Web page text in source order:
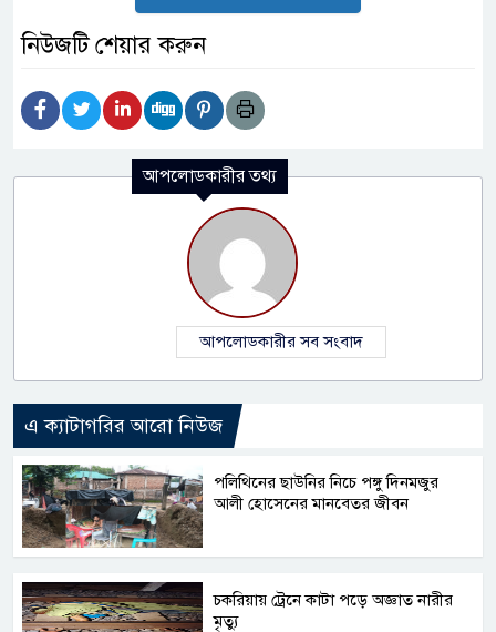
নিউজটি শেয়ার করুন
আপলোডকারীর তথ্য
আপলোডকারীর সব সংবাদ
এ ক্যাটাগরির আরো নিউজ
পলিথিনের ছাউনির নিচে পঙ্গু দিনমজুর
আলী হোসেনের মানবেতর জীবন
চকরিয়ায় ট্রেনে কাটা পড়ে অজ্ঞাত নারীর
মৃত্যু